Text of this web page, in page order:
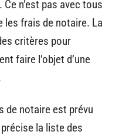
. Ce n’est pas avec tous
les frais de notaire. La
critères pour
faire l’objet d’une
de notaire est prévu
précise la liste des